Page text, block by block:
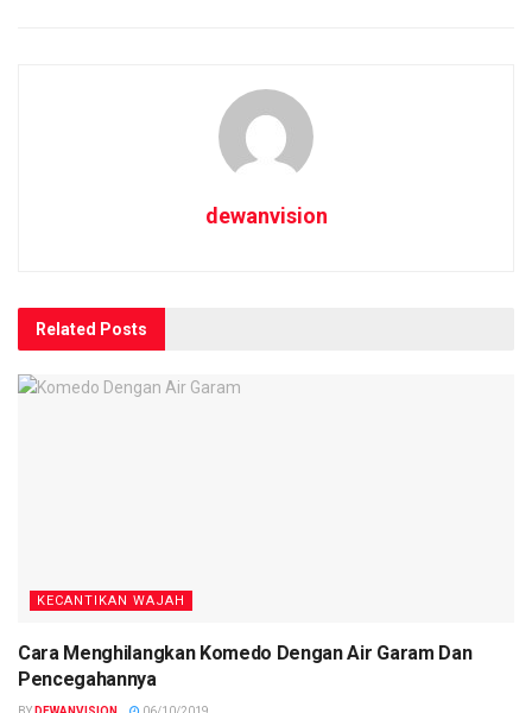
dewanvision
Related Posts
KECANTIKAN WAJAH
Cara Menghilangkan Komedo Dengan Air Garam Dan
Pencegahannya